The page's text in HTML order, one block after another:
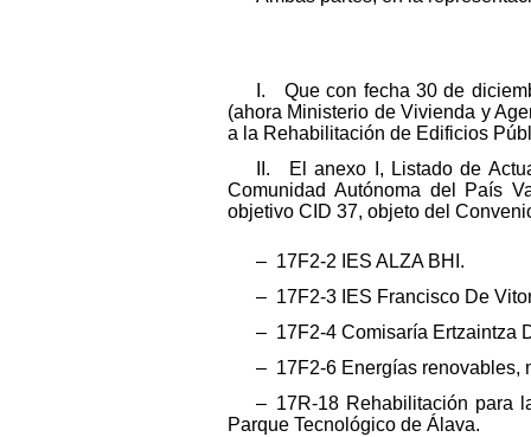
I. Que con fecha 30 de
(ahora Ministerio de Vivienda y
a la Rehabilitación de Edificios
II. El anexo I, Listado de
Comunidad Autónoma del País
objetivo CID 37, objeto del
– 17F2-2 IES ALZA BHI.
– 17F2-3 IES Francisco De
– 17F2-4 Comisaría Ertzaintza
– 17F2-6 Energías renovables,
– 17R-18 Rehabilitación para
Parque Tecnológico de Álava.